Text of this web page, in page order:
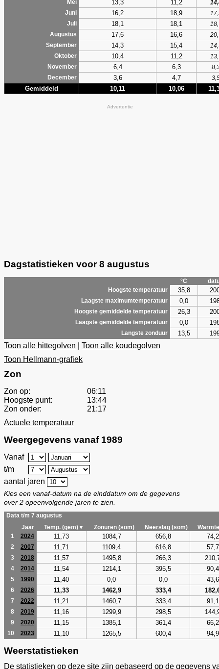
Mei 13,3 11,2
Juni
16,2 18,9
Juli
18,1 18,1
Augustus
17,6 16,6
September
14,3 15,4
Oktober
10,4 11,2
November
6,4 6,3
December
3,6 4,7
Gemiddeld 10,11 10,06
Advertentie
Dagstatistieken voor 8 augustus
°C
Hoogste temperatuur
35,8
Laagste maximumtemperatuur 0,0
Hoogste gemiddelde temperatuur 26,3
Laagste gemiddelde temperatuur 0,0
Langste zonduur 13,5
Toon alle hittegolven
Toon alle koudegolven
Toon Hellmann-grafiek
Zon
Zon op:
06:11
Hoogste punt:
13:44
Zon onder:
21:17
Actuele temperatuur
Weergegevens vanaf 1989
Vanaf
t/m
aantal jaren
Kies een vanaf-datum na de einddatum om de gegevens
over 2 opeenvolgende jaren te zien.
Data t/m 7 augustus
Jaar
Temp. (gem)▼ Zonuren (som) Neerslag (som)
1
2024 11,73 1084,7 656,8 74,2
2 2007 11,71 1109,4 616,8 57,7
3 2018 11,57 1495,8 266,3
4 2014 11,54 1214,1 395,5 90,4
5 1990 11,40 0,0 0,0 43,6
6 2026 11,33 1462,9 333,4
7 2022 11,21 1460,7 333,4 91,1
8 2019 11,16 1299,9 298,5
9 2020 11,15 1385,1 361,4 66,2
10 2023 11,10 1265,5 600,4 94,9
Weerstatistieken
De statistieken op deze site zijn gebaseerd op de gegevens